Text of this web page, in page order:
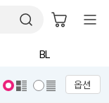
BL
옵션